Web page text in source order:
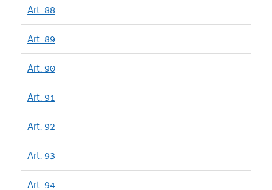
Art. 88
Art. 89
Art. 90
Art. 91
Art. 92
Art. 93
Art. 94